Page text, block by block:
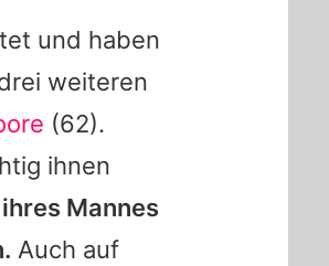
und haben
weiteren
(62).
ihnen
Mannes
Auch auf